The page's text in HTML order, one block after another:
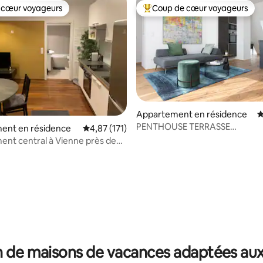
base de 304 commentaires : 4,99 sur 5
cœur voyageurs
voyageurs
en résidence Évaluation moyenne sur la base de 171
4,87 (171)
central à Vienne près de
Coups de cœur voyageurs les
Coup de cœur voyageurs
Appartement en résidence
PENTHOUSE TERRASSE
de maisons de vacances adaptées